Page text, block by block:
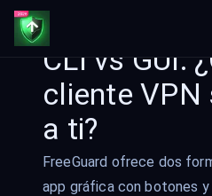
CLI vs GUI:
cliente VPN
a ti?
FreeGuard ofrece dos
app gráfica con botones